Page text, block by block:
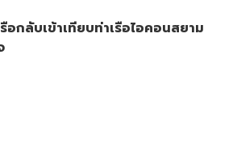
เข้าเทียบท่าเรือไอคอนสยาม